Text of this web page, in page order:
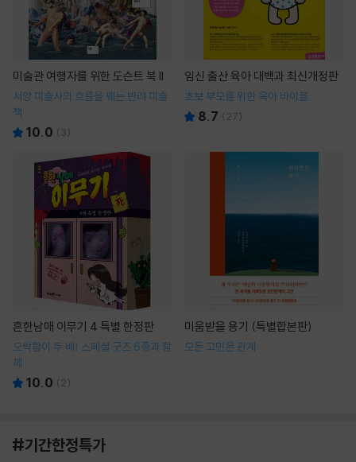
미술관 여행자를 위한 도슨트 북 II
서양 미술사의 흐름을 꿰는 반려 미술
책
10.0 ( 3)
임신 출산 육아 대백과 최신개정판
초보 부모를 위한 육아 바이블
8.7 ( 27)
흔한남매 이무기 4 특별 한정판
오싹함이 두 배! 스페셜 굿즈 6종과 함
께
10.0 ( 2)
미움받을 용기 (특별합본판)
모든 고민은 관계
#기간한정특가